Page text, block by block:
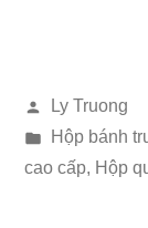
Thu
Đăng
bởi
Ly Truong
Đăng
trong
Hộp bánh
cao cấp, Hộp